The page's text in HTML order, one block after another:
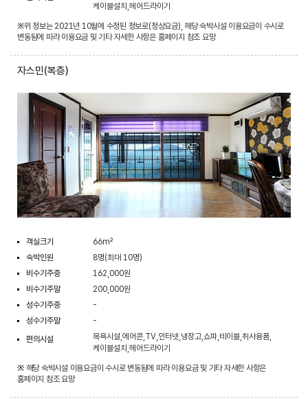
케이블설치,헤어드라이기
※위 정보는 2021년 10월에 수정된 정보로(정상요금), 해당 숙박시설 이용요금이 수시로
변동됨에 따라 이용요금 및 기타 자세한 사항은 홈페이지 참조 요망
자스민(복층)
객실크기
66m²
숙박인원
8명(최대 10명)
비수기주중
162,000원
비수기주말
200,000원
성수기주중
-
성수기주말
-
편의시설
목욕시설,에어콘,TV,인터넷,냉장고,쇼파,테이블,취사용품,
케이블설치,헤어드라이기
※ 해당 숙박시설 이용요금이 수시로 변동됨에 따라 이용요금 및 기타 자세한 사항은
홈페이지 참조 요망